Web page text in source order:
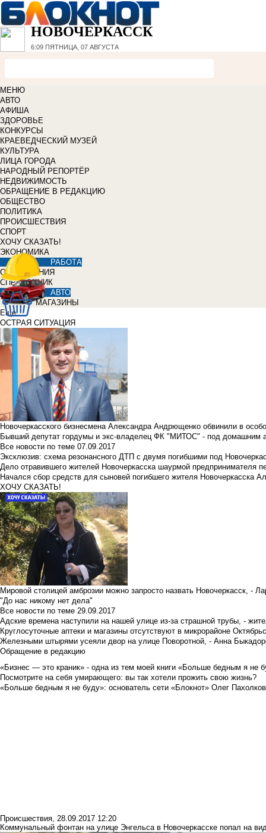
НОВОЧЕРКАССК
6:09 ПЯТНИЦА, 07 АВГУСТА
МЕНЮ
АВТО
АФИША
ЗДОРОВЬЕ
КОНКУРСЫ
КРАЕВЕДЧЕСКИЙ МУЗЕЙ
КУЛЬТУРА
ЛИЦА ГОРОДА
НАРОДНЫЙ РЕПОРТЁР
НЕДВИЖИМОСТЬ
ОБРАЩЕНИЕ В РЕДАКЦИЮ
ОБЩЕСТВО
ПОЛИТИКА
ПРОИСШЕСТВИЯ
СПОРТ
ХОЧУ СКАЗАТЬ!
ЭКОНОМИКА
РАБОТА
ОБЪЯВЛЕНИЯ
СПРАВОЧНИК
АВТО
МАГАЗИНЫ
Еще
ОСТРАЯ СИТУАЦИЯ
Новочеркасского бизнесмена Александра Андрющенко обвинили в
Бывший депутат гордумы и экс-владелец ФК "МИТОС" - под домашним
Все новости по теме 07.09.2017
Эксклюзив: схема резонансного ДТП с двумя погибшими под
Дело отравившего жителей Новочеркасска шаурмой предпринимателя
Начался сбор средств для сыновей погибшего жителя Новочеркасска
ХОЧУ СКАЗАТЬ!
Мировой столицей амброзии можно запросто назвать Новочеркасск, -
"До нас никому нет дела"
Все новости по теме 29.09.2017
Адские времена наступили на нашей улице из-за страшной трубы, -
Круглосуточные аптеки и магазины отсутствуют в микрорайоне
Железными штырями усеяли двор на улице Поворотной, - Анна
Обращение в редакцию
«Бизнес — это краник» - одна из тем моей книги «Больше бедным я не
Посмотрите на себя умирающего: вы так хотели прожить свою жизнь?
«Больше бедным я не буду»: основатель сети «Блокнот» Олег Пахолков
Происшествия, 28.09.2017 12:20
Коммунальный фонтан на улице Энгельса в Новочеркасске попал на